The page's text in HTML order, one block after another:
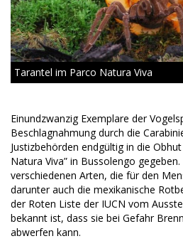
Tarantel im Parco Natura Viva
Einundzwanzig Exemplare der
Beschlagnahmung durch die
Justizbehörden endgültig in die
Natura Viva” in Bussolengo
verschiedenen Arten, die für den
darunter auch die mexikanische
der Roten Liste der IUCN vom
bekannt ist, dass sie bei Gefahr
abwerfen kann.